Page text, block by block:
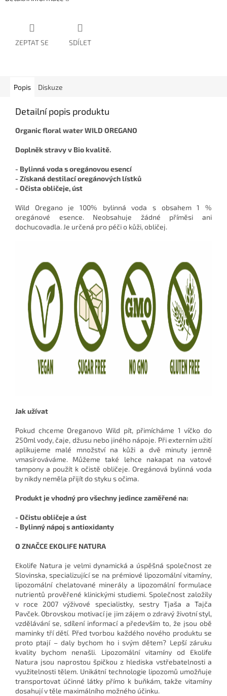
ZEPTAT SE SDÍLET
Popis Diskuze
Detailní popis produktu
Organic floral water WILD OREGANO
Doplněk stravy v Bio kvalitě.
- Bylinná voda s oregánovou esencí
- Získaná destilací oregánových lístků
- Očista obličeje, úst
Wild Oregano je 100% bylinná voda s obsahem 1 %
oregánové esence. Neobsahuje žádné příměsi ani
dochucovadla. Je určená pro péči o kůži, obličej.
Jak užívat
Pokud chceme Oreganovo Wild pít, přimícháme 1 víčko do
250ml vody, čaje, džusu nebo jiného nápoje. Při externím užití
aplikujeme malé množství na kůži a dvě minuty jemně
vmasírováváme. Můžeme také lehce nakapat na vatové
tampony a použít k očistě obličeje. Oregánová bylinná voda
by nikdy neměla přijít do styku s očima.
Produkt je vhodný pro všechny jedince zaměřené na:
- Očistu obličeje a úst
- Bylinný nápoj s antioxidanty
O ZNAČCE EKOLIFE NATURA
Ekolife Natura je velmi dynamická a úspěšná společnost ze
Slovinska, specializující se na prémiové lipozomální vitamíny,
lipozomální chelatované minerály a lipozomální formulace
nutrientů prověřené klinickými studiemi. Společnost založily
v roce 2007 výživové specialistky, sestry Tjaša a Tajča
Pavček. Obrovskou motivací je jim zájem o zdravý životní styl,
vzdělávání se, sdílení informací a především to, že jsou obě
maminky tří dětí. Před tvorbou každého nového produktu se
proto ptají – daly bychom ho i svým dětem? Lepší záruku
kvality bychom nenašli. Lipozomální vitamíny od Ekolife
Natura jsou naprostou špičkou z hlediska vstřebatelnosti a
využitelnosti tělem. Unikátní technologie lipozomů umožňuje
transportovat účinné látky přímo k buňkám, takže vitamíny
dosahují v těle maximálního možného účinku.